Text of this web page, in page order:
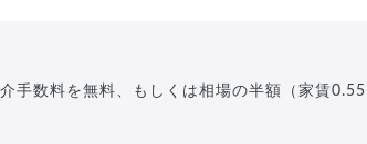
手数料を無料、もしくは相場の半額（家賃0.55